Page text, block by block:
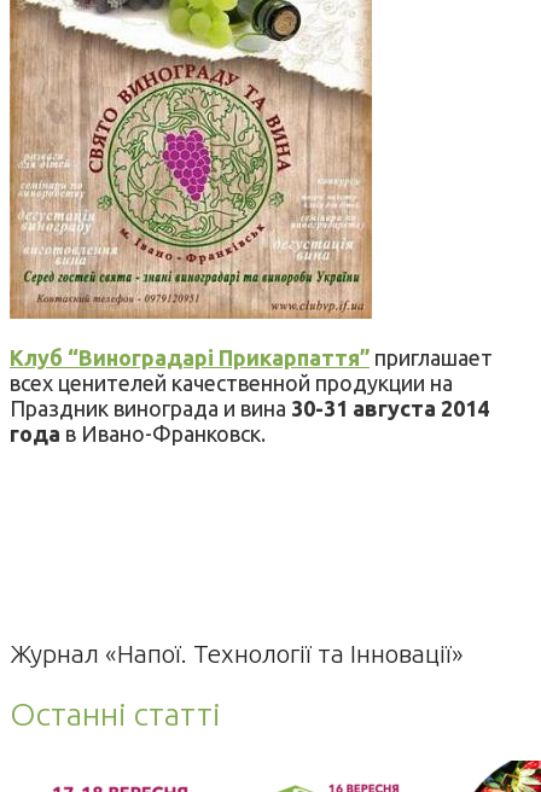
Клуб “Виноградарі Прикарпаття” приглашает
всех ценителей качественной продукции на
Праздник винограда и вина 30-31 августа 2014
года в Ивано-Франковск.
Журнал «Напої. Технології та Інновації»
Останні статті